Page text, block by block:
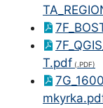
T.pdf